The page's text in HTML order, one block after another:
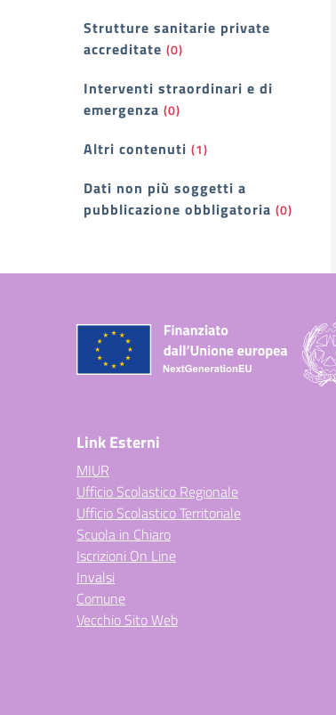
Strutture sanitarie private
accreditate (0)
Interventi straordinari e di
emergenza (0)
Altri contenuti (1)
Dati non più soggetti a
pubblicazione obbligatoria (0)
Link Esterni
MIUR
Ufficio Scolastico Regionale
Ufficio Scolastico Territoriale
Scuola in Chiaro
Iscrizioni On Line
Invalsi
Comune
Vecchio Sito Web